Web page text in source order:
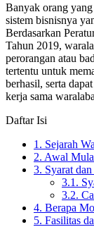
Banyak orang
sistem bisnisnya
Berdasarkan
Tahun 2019,
perorangan atau
tertentu untuk
berhasil, serta
kerja sama
Daftar Isi
1. Sejarah
2. Awal Mula
3. Syarat
3.1.
3.2.
4. Berapa
5. Fasilitas